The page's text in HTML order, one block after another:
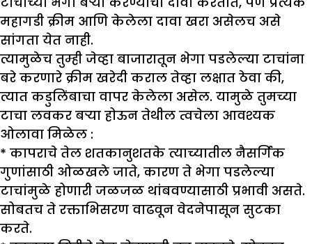
महागडी क्रीम आणि केलेला दावा खरा असेलच असे
सांगता येत नाही.
त्यामुळेच तुम्ही जेव्हा बाजारातून भेगा पडलेल्या टाचांना
बरे करणारे क्रीम खरेदी कराल तेव्हा लक्षात ठेवा की,
त्यात कडुलिंबाचा वापर केलेला असेल. यामुळे तुमच्या
टाचा लवकर बऱ्या होऊन तेथील त्वचेला आवश्यक
ओलावा मिळेल :
* कापराचे तेल शतकानुशतके त्याच्यातील नैसर्गिक
गुणांसाठी ओळखले जाते, कारण ते भेगा पडलेल्या
टाचांमुळे होणारी जळजळ थांबवण्यासाठी प्रभावी असते.
सोबतच ते रक्ताभिसरण वाढवून वेदनेपासून सुटका
करते.